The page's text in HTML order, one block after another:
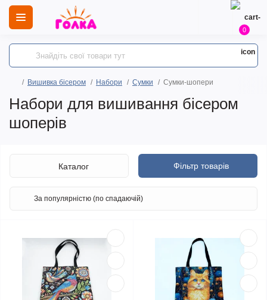
0
Вишивка бісером Набори Сумки Сумки-шопери
Набори для вишивання бісером
шоперів
Фільтр товарів
Каталог